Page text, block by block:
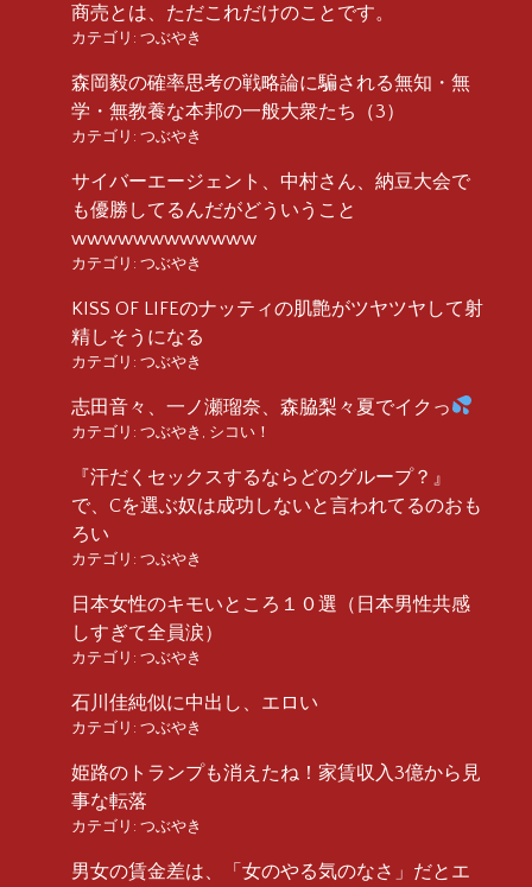
商売とは、ただこれだけのことです。
カテゴリ: つぶやき
森岡毅の確率思考の戦略論に騙される無知・無
学・無教養な本邦の一般大衆たち（3）
カテゴリ: つぶやき
サイバーエージェント、中村さん、納豆大会で
も優勝してるんだがどういうこと
wwwwwwwwwwww
カテゴリ: つぶやき
KISS OF LIFEのナッティの肌艶がツヤツヤして射
精しそうになる
カテゴリ: つぶやき
志田音々、一ノ瀬瑠奈、森脇梨々夏でイクっ
カテゴリ: つぶやき シコい！
『汗だくセックスするならどのグループ？』
で、Cを選ぶ奴は成功しないと言われてるのおも
ろい
カテゴリ: つぶやき
日本女性のキモいところ１０選（日本男性共感
しすぎて全員涙）
カテゴリ: つぶやき
石川佳純似に中出し、エロい
カテゴリ: つぶやき
姫路のトランプも消えたね！家賃収入3億から見
事な転落
カテゴリ: つぶやき
男女の賃金差は、「女のやる気のなさ」だとエ